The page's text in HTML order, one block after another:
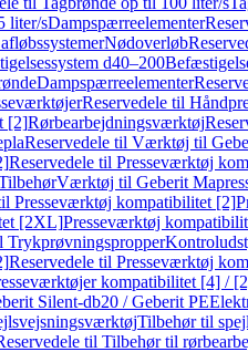
liter/sDampspærreelementer
Nødoverløb
d40–200
Dampspærreelementer
Reservedele til
[2]Rørbearbejdningsværktøj
Reservedele til Værktøj til
Reservedele til Presseværktøj
Værktøj til Geberit
Presseværktøj kompatibilitet [2]
[2XL]Presseværktøj
Trykprøvningspropper
Reservedele til Presseværktøj
kompatibilitet [4] /
Silent-db20 / Geberit PE
Tilbehør til
til Tilbehør til